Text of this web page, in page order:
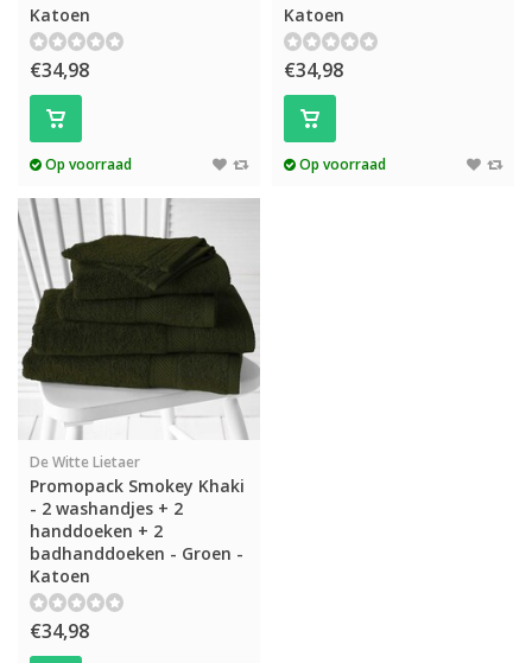
Katoen
€34,98
Op voorraad
Katoen
€34,98
Op voorraad
De Witte Lietaer
Promopack Smokey Khaki
- 2 washandjes + 2
handdoeken + 2
badhanddoeken - Groen -
Katoen
€34,98